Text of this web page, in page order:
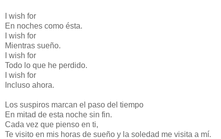
I wish for
En noches como ésta.
I wish for
Mientras sueño.
I wish for
Todo lo que he perdido.
I wish for
Incluso ahora.
Los suspiros marcan el paso del tiempo
En mitad de esta noche sin fin.
Cada vez que pienso en ti,
Te visito en mis horas de sueño y la soledad me visita a mí.